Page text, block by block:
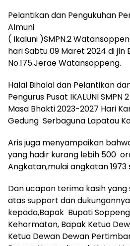
Pelantikan dan Pengukuhan
Almuni
( Ikaluni )SMPN.2
hari Sabtu 09 Maret 2024 di jln
No.175.Jerae Watansoppeng.
Halal Bihalal dan Pelantikan
Pengurus Pusat IKALUNI
Masa Bhakti 2023-2027 Hari
Gedung Serbaguna Lapatau
Aris juga menyampaikan
yang hadir kurang lebih 500
Angkatan,mulai angkatan 1973
Dan ucapan terima kasih
atas support dan
kepada,Bapak Bupati
Kehormatan, Bapak Ketua
Ketua Dewan Dewan